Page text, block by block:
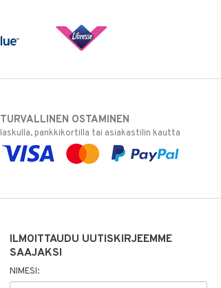
TURVALLINEN OSTAMINEN
laskulla, pankkikortilla tai asiakastilin kautta
ILMOITTAUDU UUTISKIRJEEMME
SAAJAKSI
NIMESI: